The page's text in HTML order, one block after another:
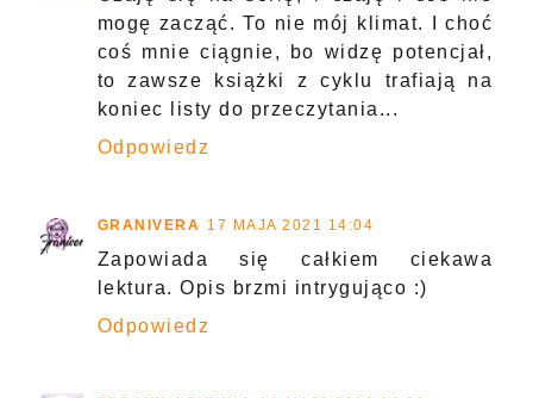
mogę zacząć. To nie mój klimat. I choć
coś mnie ciągnie, bo widzę potencjał,
to zawsze książki z cyklu trafiają na
koniec listy do przeczytania...
Odpowiedz
GRANIVERA 17 MAJA 2021 14:04
Zapowiada się całkiem ciekawa
lektura. Opis brzmi intrygująco :)
Odpowiedz